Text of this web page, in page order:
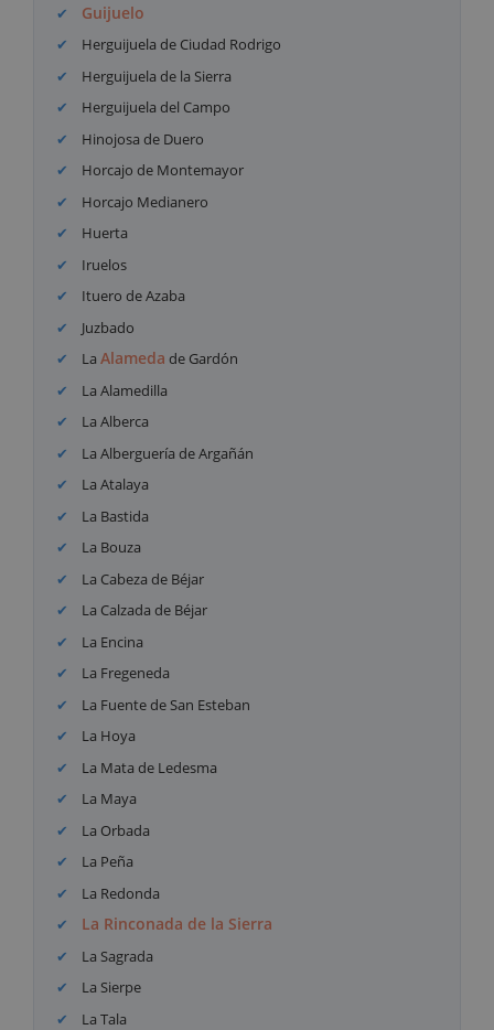
Guijuelo
Herguijuela de Ciudad Rodrigo
Herguijuela de la Sierra
Herguijuela del Campo
Hinojosa de Duero
Horcajo de Montemayor
Horcajo Medianero
Huerta
Iruelos
Ituero de Azaba
Juzbado
LaAlameda de Gardón
La Alamedilla
La Alberca
La Alberguería de Argañán
La Atalaya
La Bastida
La Bouza
La Cabeza de Béjar
La Calzada de Béjar
La Encina
La Fregeneda
La Fuente de San Esteban
La Hoya
La Mata de Ledesma
La Maya
La Orbada
La Peña
La Redonda
La Rinconada de la Sierra
La Sagrada
La Sierpe
La Tala